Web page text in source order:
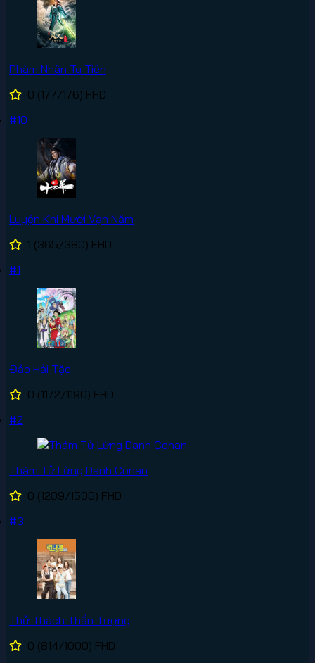
Phàm Nhân Tu Tiên
0 (177/176) FHD
#10
Luyện Khí Mười Vạn Năm
1 (365/380) FHD
#1
Đảo Hải Tặc
0 (1172/1190) FHD
#2
Thám Tử Lừng Danh Conan
0 (1209/1500) FHD
#3
Thử Thách Thần Tượng
0 (814/1000) FHD